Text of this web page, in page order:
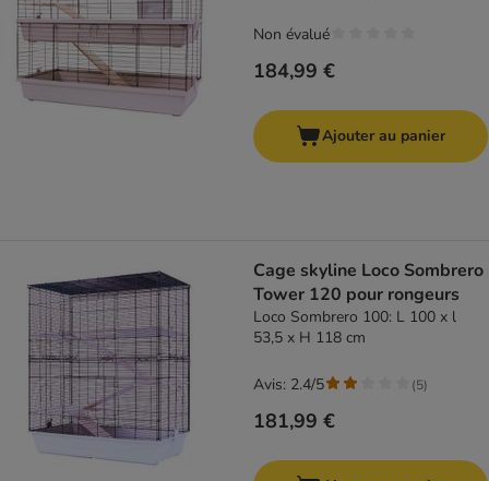
184,99 €
Non évalué
Ajouter au panier
Cage skyline Loco Sombrero
Tower 120 pour rongeurs
Loco Sombrero 100: L 100 x l
53,5 x H 118 cm
181,99 €
Avis: 2.4/5 (5)